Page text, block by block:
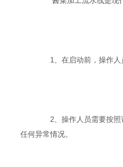
1、在启动前，操作人员
2、操作人员需要按照说
任何异常情况。